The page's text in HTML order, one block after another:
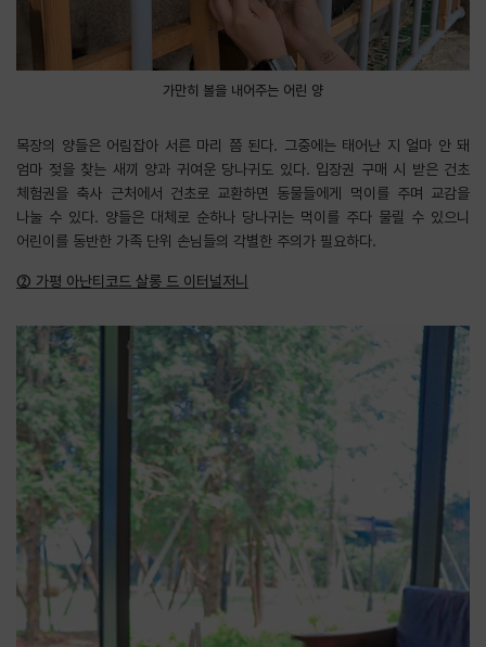
가만히 볼을 내어주는 어린 양
목장의 양들은 어림잡아 서른 마리 쯤 된다. 그중에는 태어난 지 얼마 안 돼
엄마 젖을 찾는 새끼 양과 귀여운 당나귀도 있다. 입장권 구매 시 받은 건초
체험권을 축사 근처에서 건초로 교환하면 동물들에게 먹이를 주며 교감을
나눌 수 있다. 양들은 대체로 순하나 당나귀는 먹이를 주다 물릴 수 있으니
어린이를 동반한 가족 단위 손님들의 각별한 주의가 필요하다.
② 가평 아난티코드 살롱 드 이터널저니